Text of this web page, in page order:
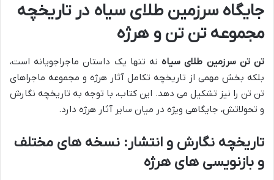
جایگاه سرزمین طلای سیاه در تاریخچه
مجموعه تن تن و هرژه
تن تن سرزمین طلای سیاهنه تنها یک داستان ماجراجویانه است،
بلکه بخش مهمی از تاریخچه تکامل آثار هرژه و مجموعه ماجراهای
تن تن را نیز تشکیل می دهد. این کتاب، با توجه به تاریخچه نگارش
و تحولاتش، جایگاهی ویژه در میان سایر آثار هرژه دارد.
تاریخچه نگارش و انتشار: نسخه های مختلف
و بازنویسی های هرژه